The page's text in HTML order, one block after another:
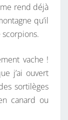
rend déjà
qu’il
vache !
j’ai ouvert
sortilèges
canard ou